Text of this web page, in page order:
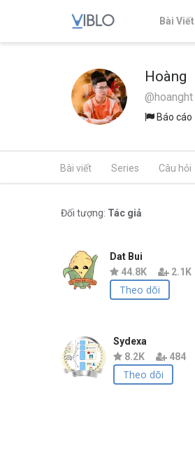
Bài Viết
Hoàng
@hoanght
Báo cáo
Bài viết Series Câu hỏi
Đối tượng: Tác giả
Dat Bui
44.8K
2.1K
Theo dõi
Sydexa
8.2K
484
Theo dõi